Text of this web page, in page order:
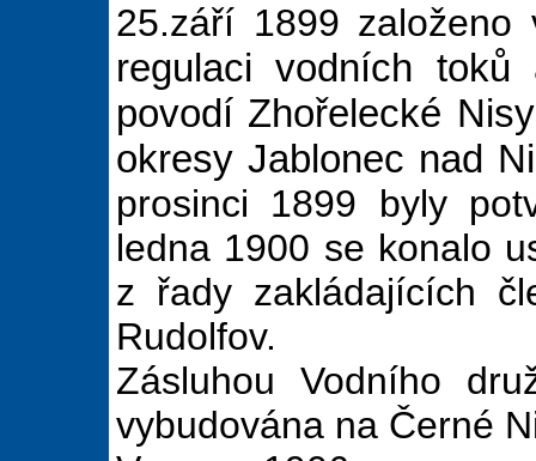
25.září 1899
regulaci vodních
povodí Zhořelecké
okresy Jablonec nad
prosinci 1899 byly
ledna 1900 se konalo
z řady zakládajících
Rudolfov.
Zásluhou Vodního
vybudována na Černé